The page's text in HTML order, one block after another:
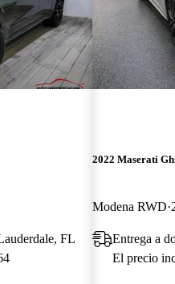
FL
2022 Maserati
Modena RWD
Entrega a
El precio